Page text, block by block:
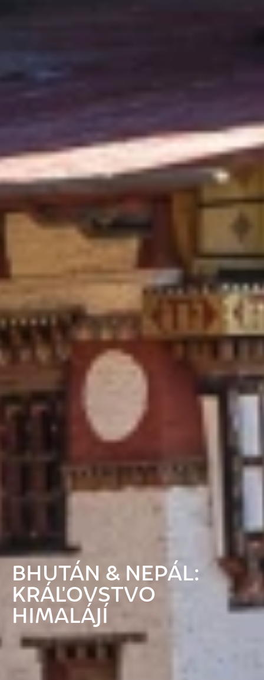
BHUTÁN & NEPÁL:
KRÁĽOVSTVO
HIMALÁJÍ